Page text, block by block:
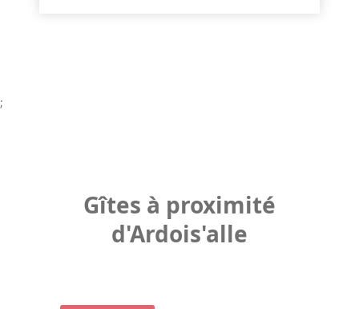
;
Gîtes à proximité
d'Ardois'alle